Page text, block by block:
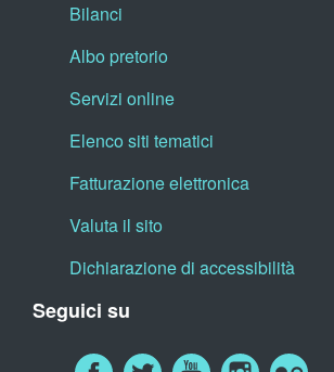
Bilanci
Albo pretorio
Servizi online
Elenco siti tematici
Fatturazione elettronica
Valuta il sito
Dichiarazione di accessibilità
Seguici su